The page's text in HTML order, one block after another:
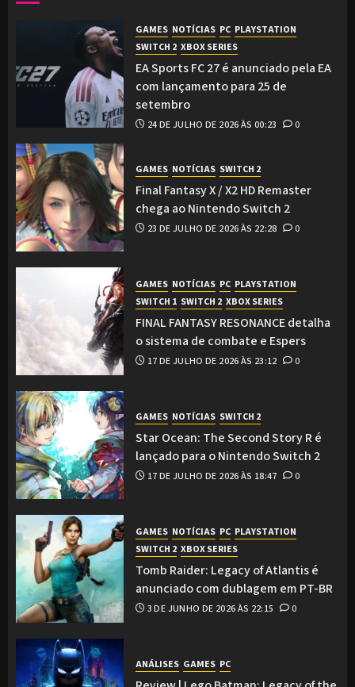
GAMES NOTÍCIAS PC PLAYSTATION
SWITCH 2 XBOX SERIES
EA Sports FC 27 é anunciado pela EA
com lançamento para 25 de
setembro
24 DE JULHO DE 2026 ÀS 00:23 0
GAMES NOTÍCIAS SWITCH 2
Final Fantasy X / X2 HD Remaster
chega ao Nintendo Switch 2
23 DE JULHO DE 2026 ÀS 22:28 0
GAMES NOTÍCIAS PC PLAYSTATION
SWITCH 1 SWITCH 2 XBOX SERIES
FINAL FANTASY RESONANCE detalha
o sistema de combate e Espers
17 DE JULHO DE 2026 ÀS 23:12 0
GAMES NOTÍCIAS SWITCH 2
Star Ocean: The Second Story R é
lançado para o Nintendo Switch 2
17 DE JULHO DE 2026 ÀS 18:47 0
GAMES NOTÍCIAS PC PLAYSTATION
SWITCH 2 XBOX SERIES
Tomb Raider: Legacy of Atlantis é
anunciado com dublagem em PT-BR
3 DE JUNHO DE 2026 ÀS 22:15 0
ANÁLISES GAMES PC